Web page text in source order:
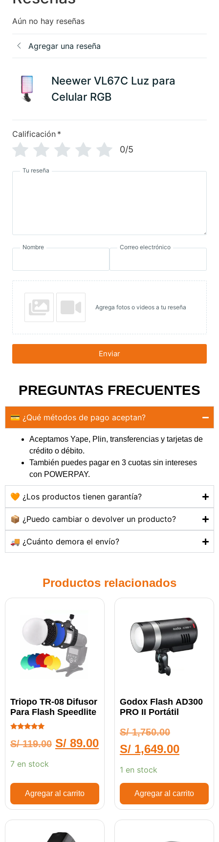
Aún no hay reseñas
Agregar una reseña
Neewer VL67C Luz para
Celular RGB
Calificación *
0/5
Tu reseña
Nombre Correo electrónico
Agrega fotos o videos a tu reseña
Enviar
PREGUNTAS FRECUENTES
💳 ¿Qué métodos de pago aceptan?
Aceptamos Yape, Plin, transferencias y tarjetas de
crédito o débito.
También puedes pagar en 3 cuotas sin intereses
con POWERPAY.
🧡 ¿Los productos tienen garantía?
📦 ¿Puedo cambiar o devolver un producto?
🚚 ¿Cuánto demora el envío?
Productos relacionados
Triopo TR-08 Difusor
Para Flash Speedlite
5.00
de 5
S/119.00 S/ 89.00
7 en stock
Agregar al carrito
Godox Flash AD300
PRO II Portátil
S/1,750.00
S/ 1,649.00
1 en stock
Agregar al carrito